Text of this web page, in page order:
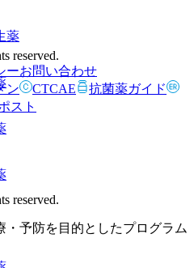
薬
reserved.
ーお問い合わせ
ン CTCAE
抗菌薬ガイド
スト
reserved.
予防を目的としたプログラム